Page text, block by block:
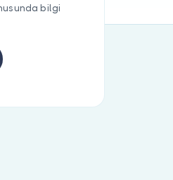
bilgi